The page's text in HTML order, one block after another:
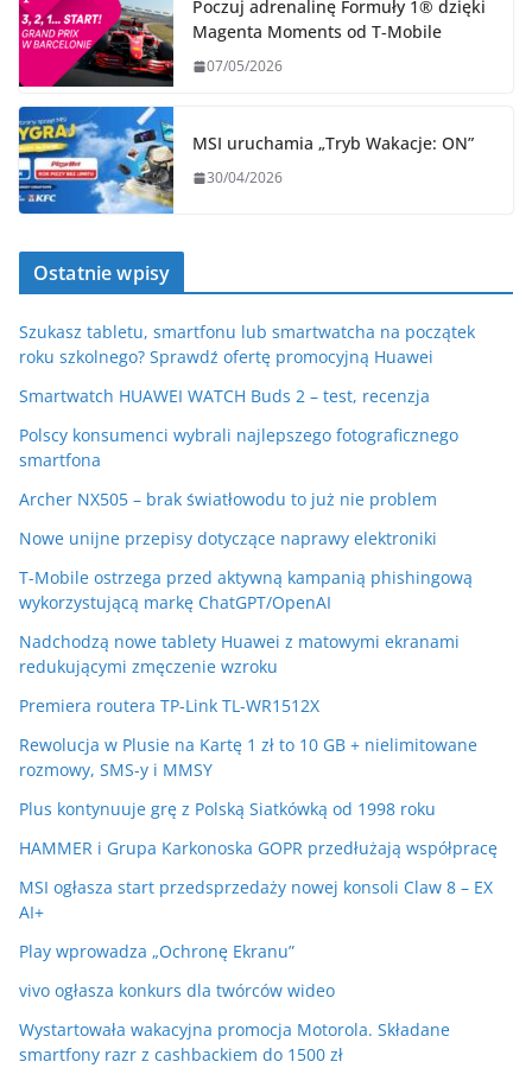
Poczuj adrenalinę Formuły 1® dzięki
Magenta Moments od T‑Mobile
07/05/2026
MSI uruchamia „Tryb Wakacje: ON”
30/04/2026
Ostatnie wpisy
Szukasz tabletu, smartfonu lub smartwatcha na początek
roku szkolnego? Sprawdź ofertę promocyjną Huawei
Smartwatch HUAWEI WATCH Buds 2 – test, recenzja
Polscy konsumenci wybrali najlepszego fotograficznego
smartfona
Archer NX505 – brak światłowodu to już nie problem
Nowe unijne przepisy dotyczące naprawy elektroniki
T-Mobile ostrzega przed aktywną kampanią phishingową
wykorzystującą markę ChatGPT/OpenAI
Nadchodzą nowe tablety Huawei z matowymi ekranami
redukującymi zmęczenie wzroku
Premiera routera TP-Link TL-WR1512X
Rewolucja w Plusie na Kartę 1 zł to 10 GB + nielimitowane
rozmowy, SMS-y i MMSY
Plus kontynuuje grę z Polską Siatkówką od 1998 roku
HAMMER i Grupa Karkonoska GOPR przedłużają współpracę
MSI ogłasza start przedsprzedaży nowej konsoli Claw 8 – EX
AI+
Play wprowadza „Ochronę Ekranu”
vivo ogłasza konkurs dla twórców wideo
Wystartowała wakacyjna promocja Motorola. Składane
smartfony razr z cashbackiem do 1500 zł